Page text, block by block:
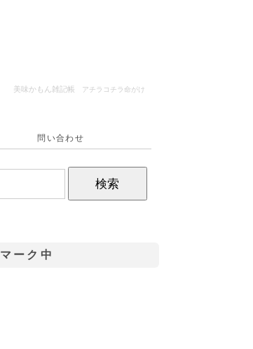
美味かもん雑記帳 アチラコチラ命がけ
問い合わせ
マーク中